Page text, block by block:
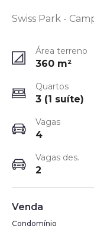
Swiss Park -
Área terreno
360 m²
Quartos
3 (1 suíte)
Vagas
4
Vagas des.
2
Venda
Condomínio